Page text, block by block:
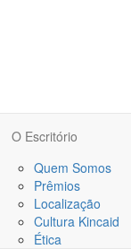
O Escritório
Quem Somos
Prêmios
Localização
Cultura Kincaid
Ética